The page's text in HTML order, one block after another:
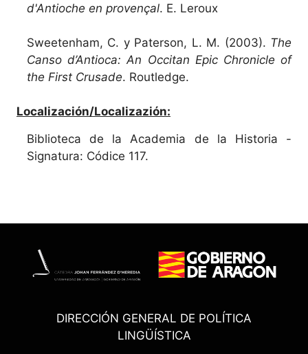
d'Antioche en provençal. E. Leroux
Sweetenham, C. y Paterson, L. M. (2003). The
Canso d’Antioca: An Occitan Epic Chronicle of
the First Crusade. Routledge.
Localización/Localizazión:
Biblioteca de la Academia de la Historia -
Signatura: Códice 117.
DIRECCIÓN GENERAL DE POLÍTICA
LINGÜÍSTICA